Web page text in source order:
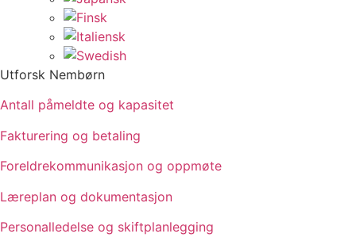
Utforsk Nembørn
Antall påmeldte og kapasitet
Fakturering og betaling
Foreldrekommunikasjon og oppmøte
Læreplan og dokumentasjon
Personalledelse og skiftplanlegging